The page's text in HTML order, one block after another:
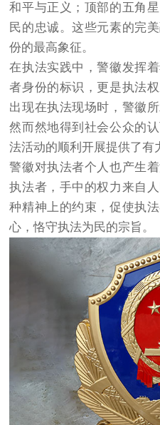
和平与正义；顶部的五角
民的忠诚。这些元素的完
份的最高象征。
在执法实践中，警徽发挥
者身份的标识，更是执法
出现在执法现场时，警徽
然而然地得到社会公众的
法活动的顺利开展提供了有
警徽对执法者个人也产生
执法者，手中的权力来自
种精神上的约束，促使执
心，恪守执法为民的宗旨。